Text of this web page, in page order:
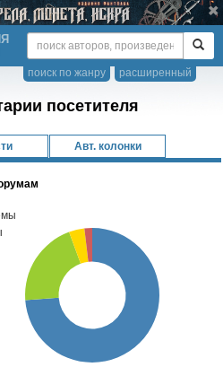
расширенный
поиск по жанру
посетителя
Авт. колонки